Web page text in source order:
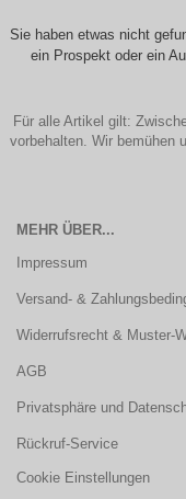
Sie haben etwas nicht
ein Prospekt oder ein
Für alle Artikel gilt:
vorbehalten. Wir bemühen
MEHR ÜBER...
Impressum
Versand- &
Widerrufsrecht & Muster-
AGB
Privatsphäre und
Rückruf-Service
Cookie Einstellungen